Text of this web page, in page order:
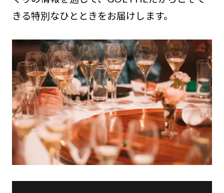
きる特別なひとときをお届けします。